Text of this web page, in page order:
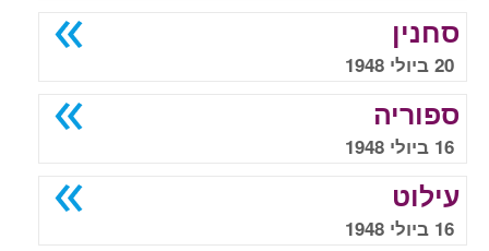
סחנין
20 ביולי 1948
ספוריה
16 ביולי 1948
עילוט
16 ביולי 1948